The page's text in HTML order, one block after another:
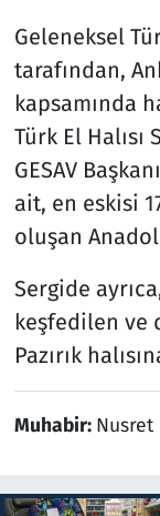
Geleneksel
tarafından,
kapsamında
Türk El
GESAV
ait, en eskisi
oluşan
Sergide
keşfedilen ve
Pazırık
Muhabir: Nusret